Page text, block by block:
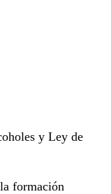
y Ley de
formación